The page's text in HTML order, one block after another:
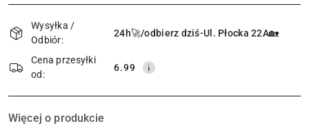
Dostępność
i
dostawa
Wysyłka /
Odbiór:
24h🚀/odbierz dziś-Ul. Płocka 22A🏡
Cena przesyłki
od:
6.99
Więcej o produkcie